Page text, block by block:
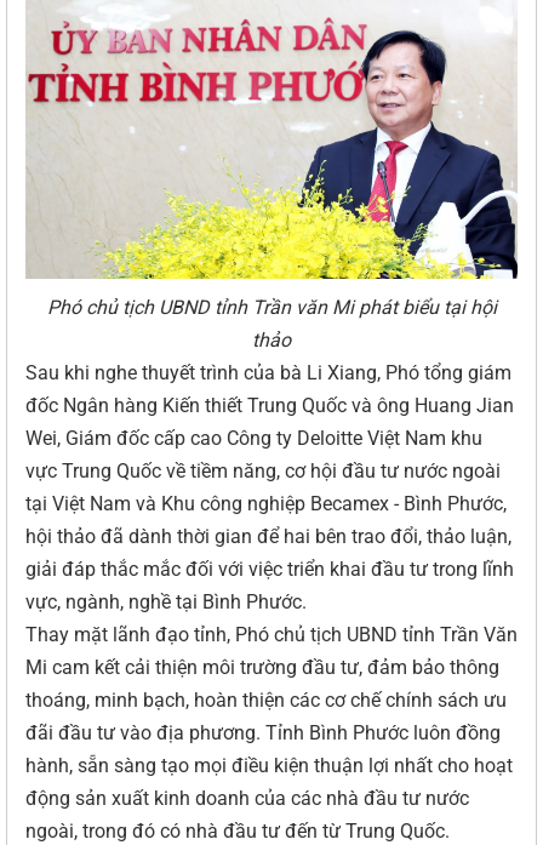
Phó chủ tịch UBND tỉnh Trần văn Mi phát biểu tại hội
thảo
Sau khi nghe thuyết trình của bà Li Xiang, Phó tổng giám
đốc Ngân hàng Kiến thiết Trung Quốc và ông Huang Jian
Wei, Giám đốc cấp cao Công ty Deloitte Việt Nam khu
vực Trung Quốc về tiềm năng, cơ hội đầu tư nước ngoài
tại Việt Nam và Khu công nghiệp Becamex - Bình Phước,
hội thảo đã dành thời gian để hai bên trao đổi, thảo luận,
giải đáp thắc mắc đối với việc triển khai đầu tư trong lĩnh
vực, ngành, nghề tại Bình Phước.
Thay mặt lãnh đạo tỉnh, Phó chủ tịch UBND tỉnh Trần Văn
Mi cam kết cải thiện môi trường đầu tư, đảm bảo thông
thoáng, minh bạch, hoàn thiện các cơ chế chính sách ưu
đãi đầu tư vào địa phương. Tỉnh Bình Phước luôn đồng
hành, sẵn sàng tạo mọi điều kiện thuận lợi nhất cho hoạt
động sản xuất kinh doanh của các nhà đầu tư nước
ngoài, trong đó có nhà đầu tư đến từ Trung Quốc.